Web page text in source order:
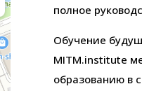
полное
Обучение
MITM.institute
образованию в